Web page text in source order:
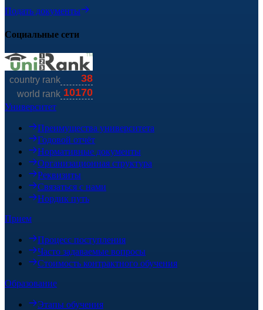
Подать документы
Социальные сети
Университет
Преимущества университета
Годовой отчёт
Нормативные документы
Организационная структура
Реквизиты
Связаться с нами
Нордик путь
Прием
Процесс поступления
Часто задаваемые вопросы
Стоимость контрактного обучения
Образование
Этапы обучения